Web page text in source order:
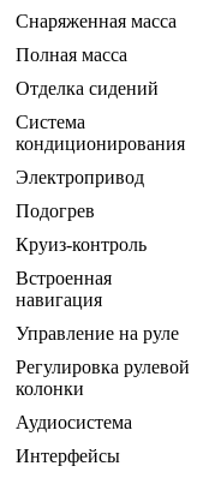
Снаряженная масса
Полная масса
Отделка сидений
Система
кондиционирования
Электропривод
Подогрев
Круиз-контроль
Встроенная
навигация
Управление на руле
Регулировка рулевой
колонки
Аудиосистема
Интерфейсы